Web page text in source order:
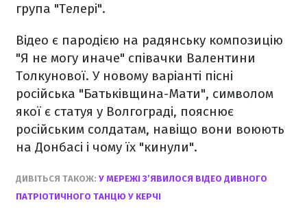
група "Телері".
Відео є пародією на радянську композицію
"Я не могу иначе" співачки Валентини
Толкунової. У новому варіанті пісні
російська "Батьківщина-Мати", символом
якої є статуя у Волгограді, пояснює
російським солдатам, навіщо вони воюють
на Донбасі і чому їх "кинули".
ДИВІТЬСЯ ТАКОЖ: У МЕРЕЖІ З’ЯВИЛОСЯ ВІДЕО ДИВНОГО
ПАТРІОТИЧНОГО ТАНЦЮ У КЕРЧІ